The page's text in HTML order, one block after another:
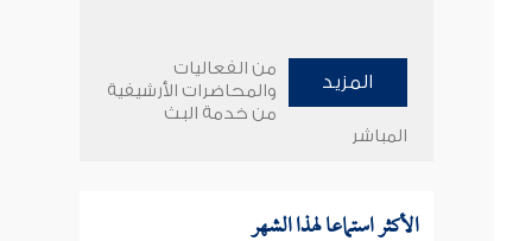
المزيد
من الفعاليات
والمحاضرات الأرشيفية
من خدمة البث
المباشر
الأكثر استماعا لهذا الشهر